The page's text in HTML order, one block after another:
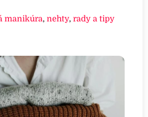
manikúra,nehty,rady a tipy